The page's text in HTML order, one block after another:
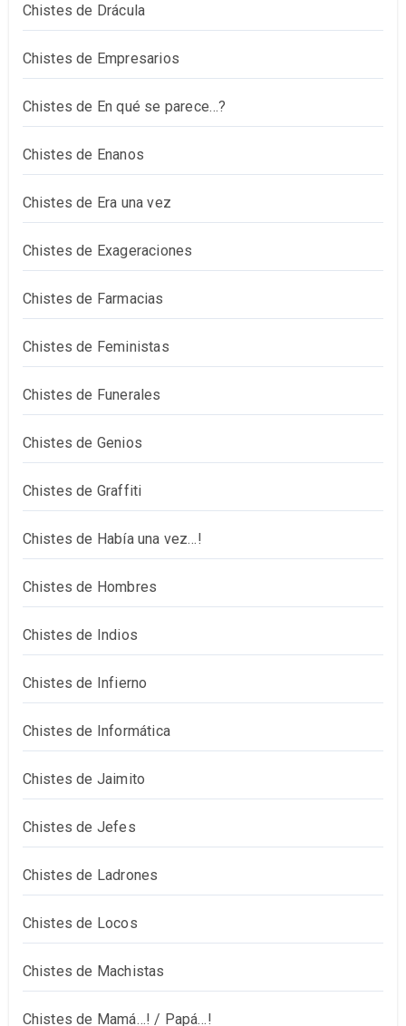
Chistes de Drácula
Chistes de Empresarios
Chistes de En qué se parece…?
Chistes de Enanos
Chistes de Era una vez
Chistes de Exageraciones
Chistes de Farmacias
Chistes de Feministas
Chistes de Funerales
Chistes de Genios
Chistes de Graffiti
Chistes de Había una vez…!
Chistes de Hombres
Chistes de Indios
Chistes de Infierno
Chistes de Informática
Chistes de Jaimito
Chistes de Jefes
Chistes de Ladrones
Chistes de Locos
Chistes de Machistas
Chistes de Mamá…! / Papá…!